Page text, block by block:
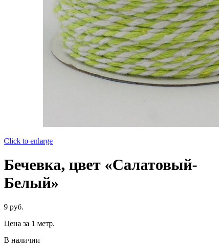
Click to enlarge
Бечевка, цвет «Салатовый-
Белый»
9 руб.
Цена за 1 метр.
В наличии